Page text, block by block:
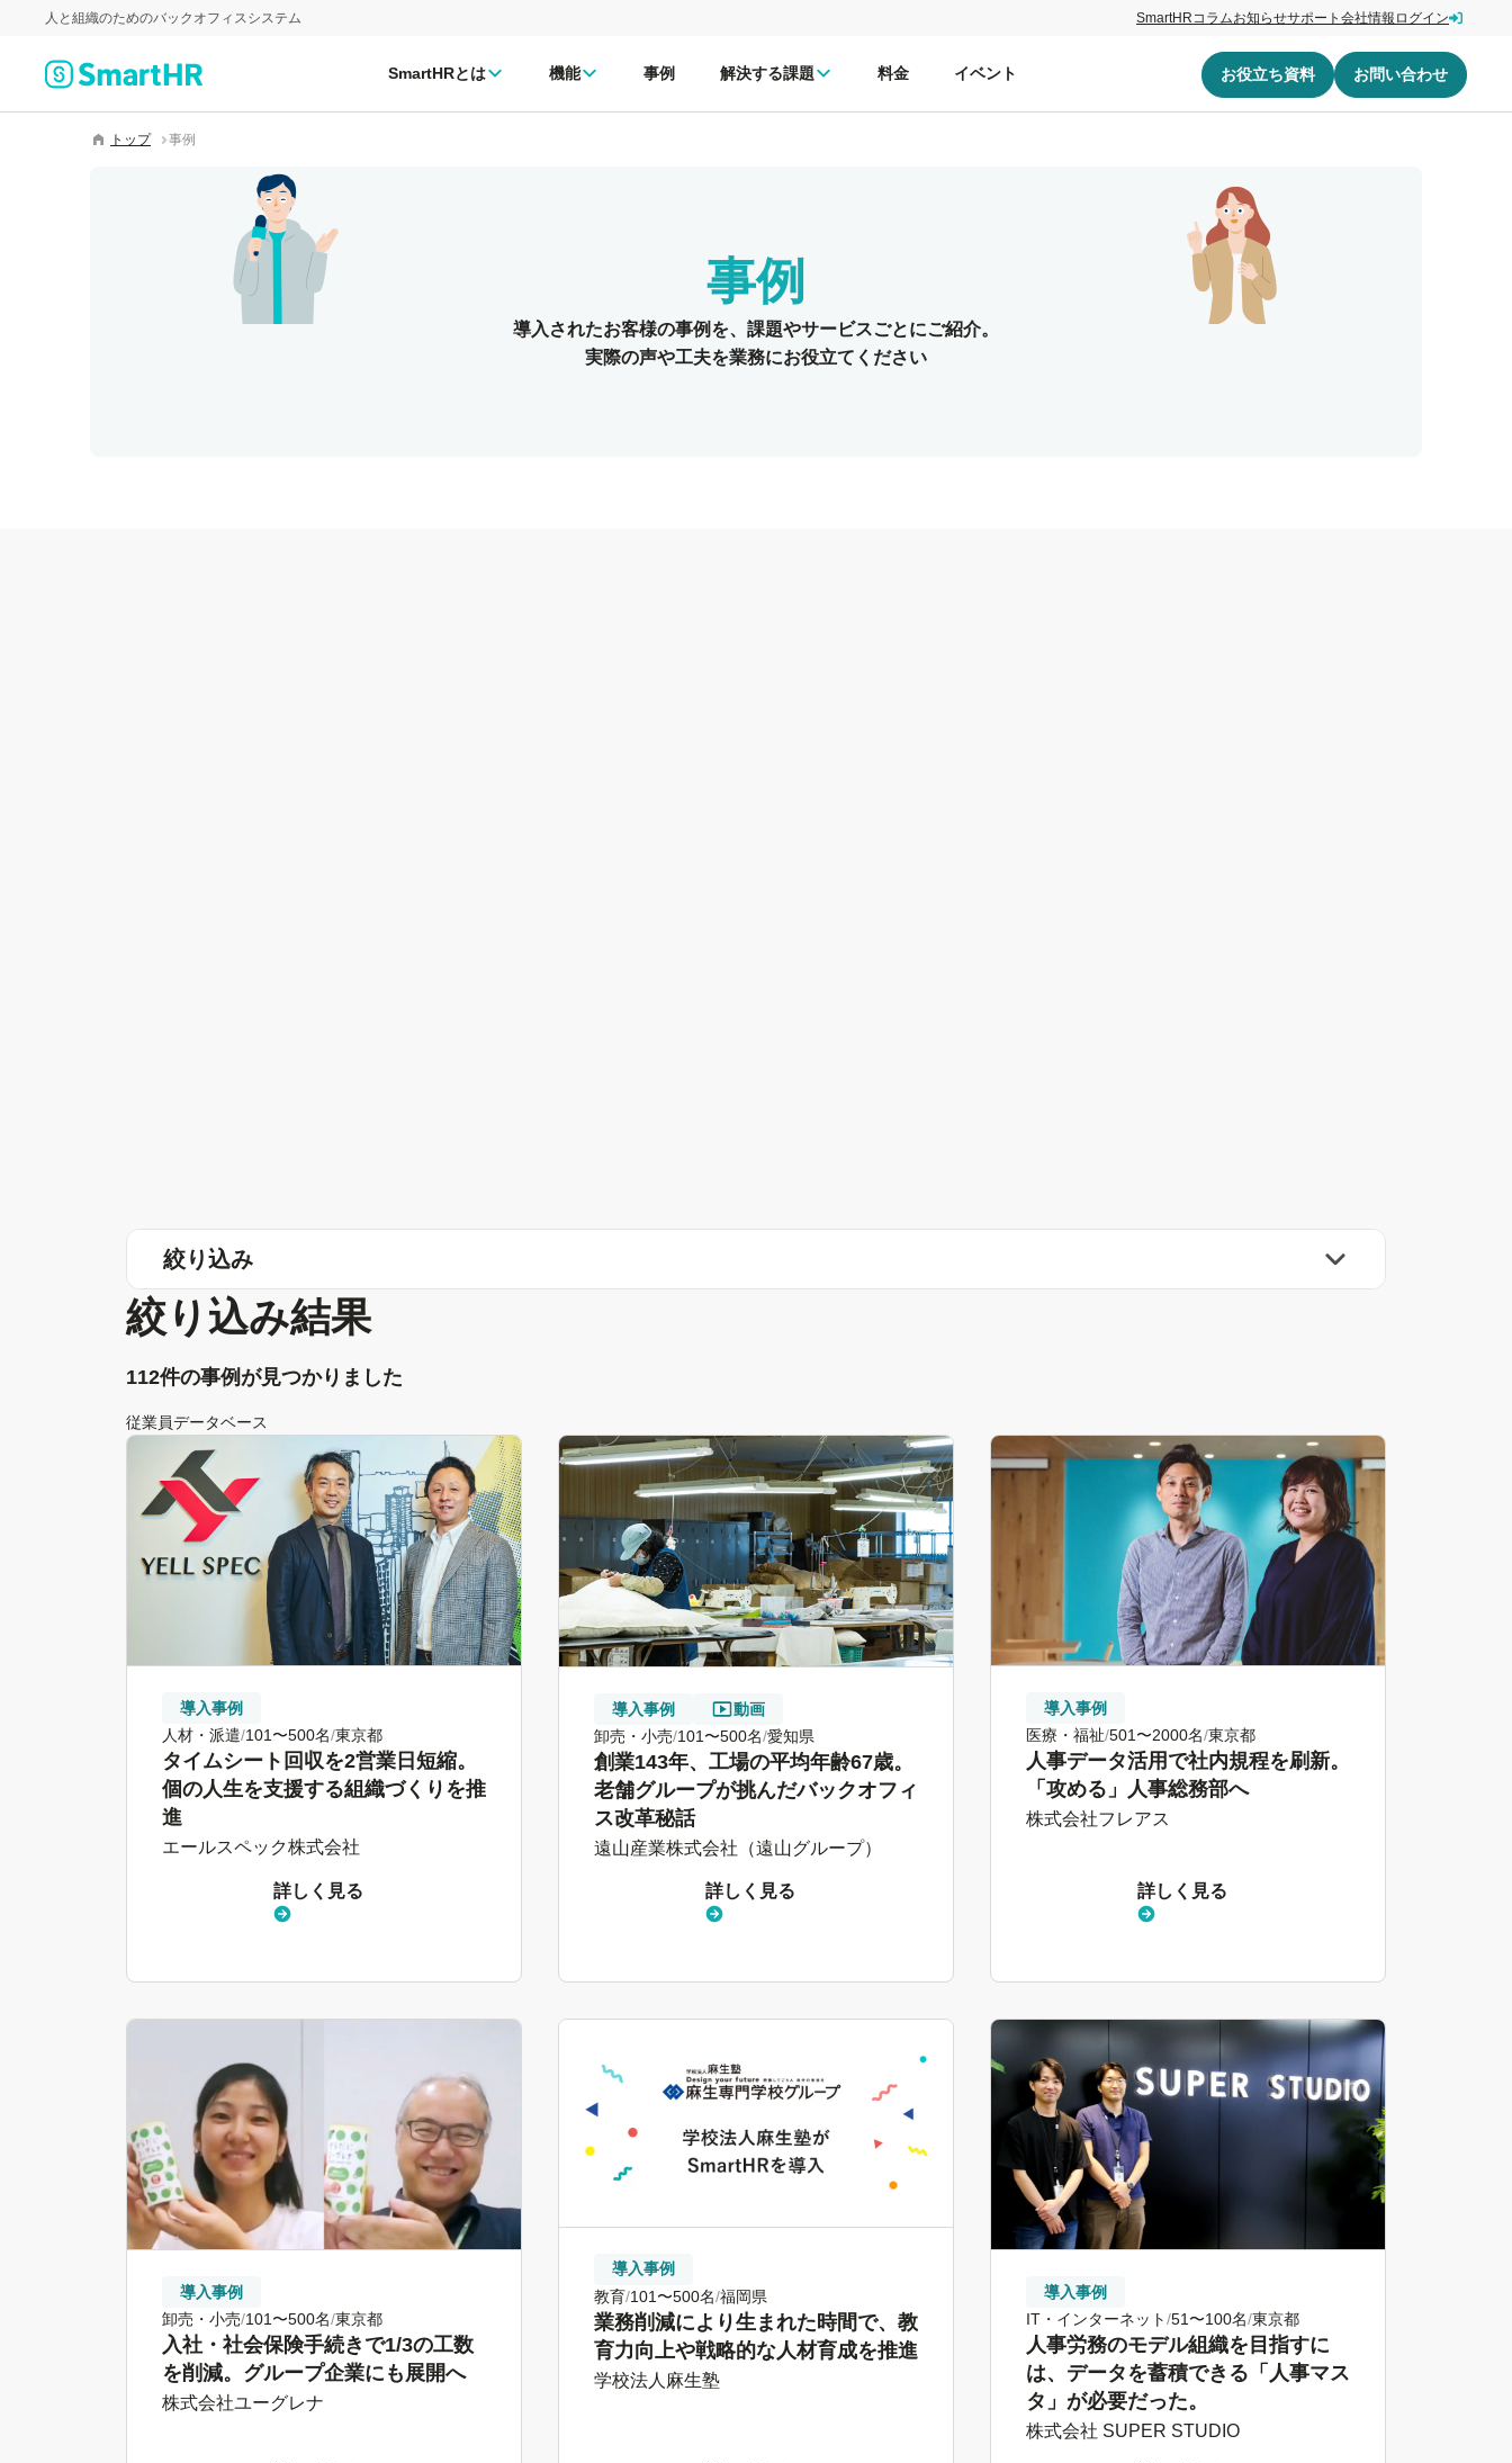
人と組織のためのバックオフィスシステム SmartHRコラムお知らせサポート 会社情報 ログイン
SmartHRとは 機能 事例 解決する課題 料金 イベント お役立ち資料 お問い合わせ
トップ 事例
事例
導入されたお客様の事例を、 課題やサービスごとにご紹介。
実際の声や工夫を業務にお役立てください
絞り込み
絞り込み結果
112件の事例が見つかりました
従業員データベース
導入事例
人材・派遣 101〜500名 東京都
タイムシート回収を2営業日短縮。
個の人生を支援する組織づくりを推
進
エールスペック株式会社
詳しく見る
導入事例
動画
卸売・小売 101〜500名 愛知県
創業143年、工場の平均年齢67歳。
老舗グループが挑んだバックオフィ
ス改革秘話
遠山産業株式会社（遠山グループ）
詳しく見る
導入事例
医療・福祉 501〜2000名 東京都
人事データ活用で社内規程を刷新。
「攻める」人事総務部へ
株式会社フレアス
詳しく見る
導入事例
卸売・小売 101〜500名 東京都
入社・社会保険手続きで1/3の工数
を削減。グループ企業にも展開へ
株式会社ユーグレナ
導入事例
教育 101〜500名 福岡県
業務削減により生まれた時間で、教
育力向上や戦略的な人材育成を推進
学校法人麻生塾
導入事例
IT・インターネット 51〜100名 東京都
人事労務のモデル組織を目指すに
は、データを蓄積できる「人事マス
タ」が必要だった。
株式会社 SUPER STUDIO